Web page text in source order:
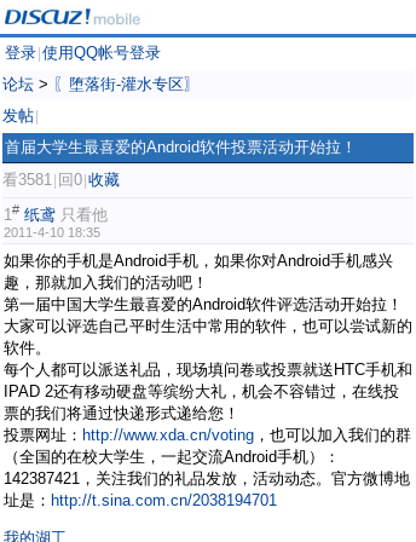
登录 使用QQ帐号登录
论坛 > 〖堕落街-灌水专区〗
发帖
首届大学生最喜爱的Android软件投票活动开始拉！
看3581 回0 收藏
1# 纸鸢 只看他
2011-4-10 18:35
如果你的手机是Android手机，如果你对Android手机感兴
趣，那就加入我们的活动吧！
第一届中国大学生最喜爱的Android软件评选活动开始拉！
大家可以评选自己平时生活中常用的软件，也可以尝试新的
软件。
每个人都可以派送礼品，现场填问卷或投票就送HTC手机和
IPAD 2还有移动硬盘等缤纷大礼，机会不容错过，在线投
票的我们将通过快递形式递给您！
投票网址： http://www.xda.cn/voting ，也可以加入我们的群
（全国的在校大学生，一起交流Android手机）：
142387421，关注我们的礼品发放，活动动态。官方微博地
址是： http://t.sina.com.cn/2038194701
我的湖工